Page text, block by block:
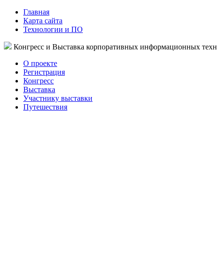
Главная
Карта сайта
Технологии и ПО
Конгресс и Выставка корпоративных информационных
О проекте
Регистрация
Конгресс
Выставка
Участнику выставки
Путешествия